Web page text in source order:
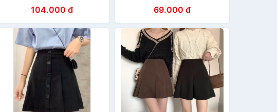
104.000 đ
chất đũi dáng tennis
69.000 đ